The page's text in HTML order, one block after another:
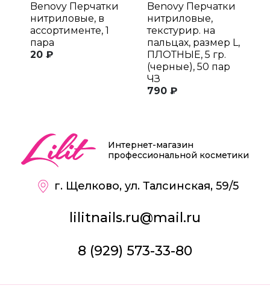
Benovy Перчатки
нитриловые, в
ассортименте, 1
пара
20 ₽
Benovy Перчатки
нитриловые,
текстурир. на
пальцах, размер L,
ПЛОТНЫЕ, 5 гр.
(черные), 50 пар
ЧЗ
790 ₽
Интернет-магазин
профессиональной косметики
г. Щелково, ул. Талсинская, 59/5
lilitnails.ru@mail.ru
8 (929) 573-33-80